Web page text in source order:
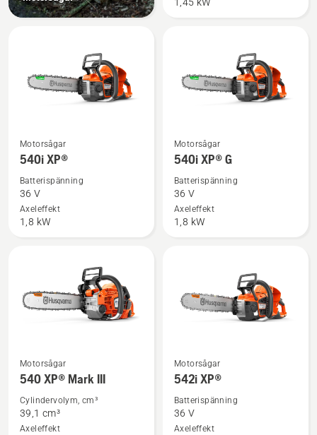
XP®
Se
mer
om
540i
XP®
Motorsågar
540i XP®
Batterispänning
36 V
Axeleffekt
1,8 kW
Se
mer
om
540i
XP®
Motorsågar
540i XP® G
Batterispänning
36 V
Axeleffekt
1,8 kW
Se
mer
om
540 XP®
Motorsågar
540 XP® Mark III
Cylindervolym, cm³
39,1 cm³
Axeleffekt
Se
mer
om
542i
Motorsågar
542i XP®
Batterispänning
36 V
Axeleffekt